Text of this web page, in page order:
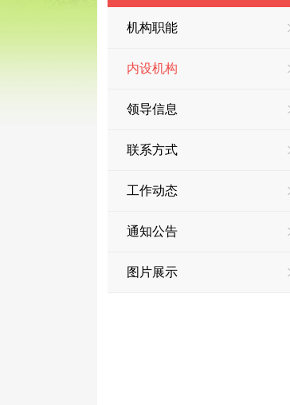
机构职能
内设机构
领导信息
联系方式
工作动态
通知公告
图片展示